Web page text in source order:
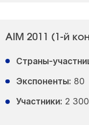
AIM 2011 (1-й
Страны-
Экспоненты: 80
Участники: 2 300